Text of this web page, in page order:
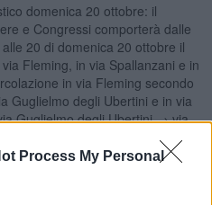
Process My Personal
domenica 20 ottobre: il
e Congressi comporterà dalle
20 di domenica 20 ottobre il
Fleming, in via Spallanzani e in
in via Fleming secondo
Guglielmo degli Ubertini e in via
Guglielmo degli Ubertini → via
del Calcit, dalle 6 alle 20
con rimozione nel tratto di
e via Roma e in piazza San